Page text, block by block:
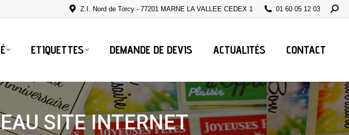
Z.I. Nord de Torcy - 77201 MARNE LA VALLEE CEDEX 1 01 60 05 12 03
ETIQUETTES DEMANDE DE DEVIS ACTUALITÉS CONTACT
SITE INTERNET